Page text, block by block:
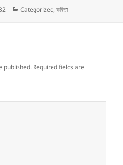
Categories
Categorized,কবিতা
published. Required fields are